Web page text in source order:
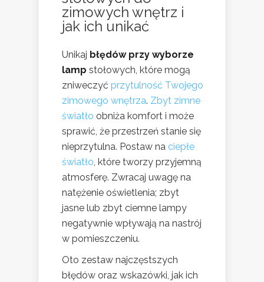
zimowych wnętrz i
jak ich unikać
Unikaj błędów przy wyborze
lamp stołowych, które mogą
zniweczyć przytulność Twojego
zimowego wnętrza. Zbyt zimne
światło obniża komfort i może
sprawić, że przestrzeń stanie się
nieprzytulna. Postaw na ciepłe
światło, które tworzy przyjemną
atmosferę. Zwracaj uwagę na
natężenie oświetlenia; zbyt
jasne lub zbyt ciemne lampy
negatywnie wpływają na nastrój
w pomieszczeniu.
Oto zestaw najczęstszych
błędów oraz wskazówki, jak ich